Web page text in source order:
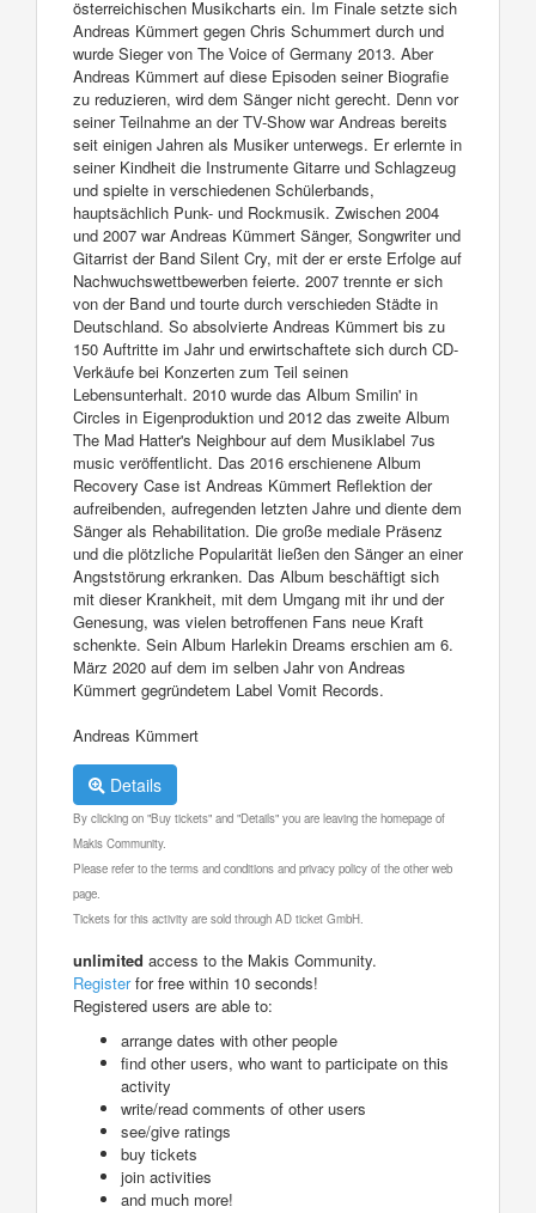
österreichischen Musikcharts ein. Im Finale setzte sich
Andreas Kümmert gegen Chris Schummert durch und
wurde Sieger von The Voice of Germany 2013. Aber
Andreas Kümmert auf diese Episoden seiner Biografie
zu reduzieren, wird dem Sänger nicht gerecht. Denn vor
seiner Teilnahme an der TV-Show war Andreas bereits
seit einigen Jahren als Musiker unterwegs. Er erlernte in
seiner Kindheit die Instrumente Gitarre und Schlagzeug
und spielte in verschiedenen Schülerbands,
hauptsächlich Punk- und Rockmusik. Zwischen 2004
und 2007 war Andreas Kümmert Sänger, Songwriter und
Gitarrist der Band Silent Cry, mit der er erste Erfolge auf
Nachwuchswettbewerben feierte. 2007 trennte er sich
von der Band und tourte durch verschieden Städte in
Deutschland. So absolvierte Andreas Kümmert bis zu
150 Auftritte im Jahr und erwirtschaftete sich durch CD-
Verkäufe bei Konzerten zum Teil seinen
Lebensunterhalt. 2010 wurde das Album Smilin' in
Circles in Eigenproduktion und 2012 das zweite Album
The Mad Hatter's Neighbour auf dem Musiklabel 7us
music veröffentlicht. Das 2016 erschienene Album
Recovery Case ist Andreas Kümmert Reflektion der
aufreibenden, aufregenden letzten Jahre und diente dem
Sänger als Rehabilitation. Die große mediale Präsenz
und die plötzliche Popularität ließen den Sänger an einer
Angststörung erkranken. Das Album beschäftigt sich
mit dieser Krankheit, mit dem Umgang mit ihr und der
Genesung, was vielen betroffenen Fans neue Kraft
schenkte. Sein Album Harlekin Dreams erschien am 6.
März 2020 auf dem im selben Jahr von Andreas
Kümmert gegründetem Label Vomit Records.
Andreas Kümmert
Details
By clicking on "Buy tickets" and "Details" you are leaving the homepage of
Makis Community.
Please refer to the terms and conditions and privacy policy of the other web
page.
Tickets for this activity are sold through AD ticket GmbH.
unlimited access to the Makis Community.
Registerfor free within 10 seconds!
Registered users are able to:
arrange dates with other people
find other users, who want to participate on this
activity
write/read comments of other users
see/give ratings
buy tickets
join activities
and much more!